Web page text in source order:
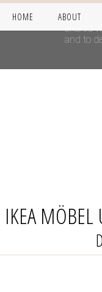
HOME ABOUT
IKEA
This site
shared
and to